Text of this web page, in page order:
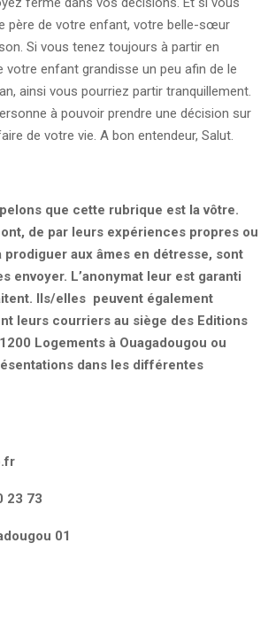
père de votre enfant, votre belle-sœur
Si vous tenez toujours à partir en
votre enfant grandisse un peu afin de le
ainsi vous pourriez partir tranquillement.
à pouvoir prendre une décision sur
de votre vie. A bon entendeur, Salut.
que cette rubrique est la vôtre.
de par leurs expériences propres ou
prodiguer aux âmes en détresse, sont
envoyer. L’anonymat leur est garanti
Ils/elles peuvent également
leurs courriers au siège des Editions
Logements à Ouagadougou ou
dans les différentes
23 73
01